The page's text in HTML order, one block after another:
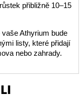
přibližně 10–15
Athyrium bude
listy, které přidají
nebo zahrady.